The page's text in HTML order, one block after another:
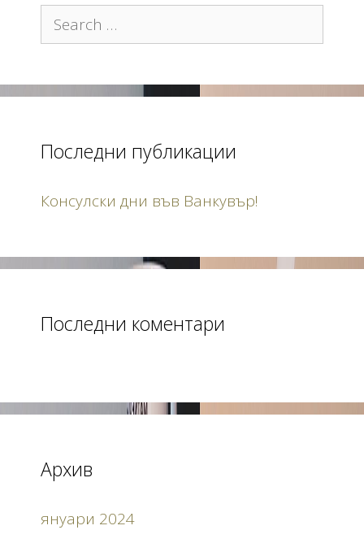
Search for:
Последни публикации
Консулски дни във Ванкувър!
Последни коментари
Архив
януари 2024